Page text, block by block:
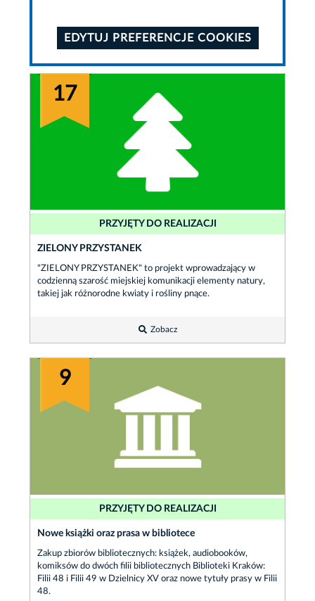
EDYTUJ PREFERENCJE COOKIES
17
PRZYJĘTY DO REALIZACJI
ZIELONY PRZYSTANEK
"ZIELONY PRZYSTANEK" to projekt wprowadzający w
codzienną szarość miejskiej komunikacji elementy natury,
takiej jak różnorodne kwiaty i rośliny pnące.
Zobacz
9
PRZYJĘTY DO REALIZACJI
Nowe książki oraz prasa w bibliotece
Zakup zbiorów bibliotecznych: książek, audiobooków,
komiksów do dwóch filii bibliotecznych Biblioteki Kraków:
Filii 48 i Filii 49 w Dzielnicy XV oraz nowe tytuły prasy w Filii
48.